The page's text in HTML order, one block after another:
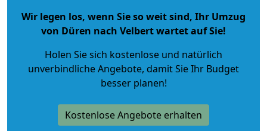
Wir legen los, wenn Sie so weit sind, Ihr Umzug
von Düren nach Velbert wartet auf Sie!
Holen Sie sich kostenlose und natürlich
unverbindliche Angebote, damit Sie Ihr Budget
besser planen!
Kostenlose Angebote erhalten